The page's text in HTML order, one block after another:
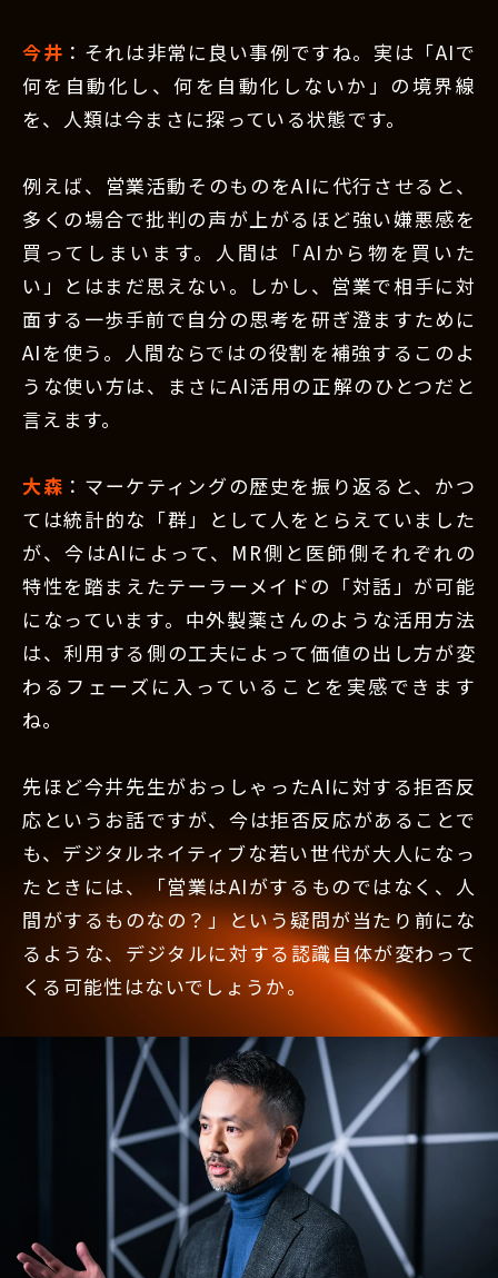
今井 ：それは非常に良い事例ですね。実は「AIで
何を自動化し、何を自動化しないか」の境界線
を、人類は今まさに探っている状態です。
例えば、営業活動そのものをAIに代行させると、
多くの場合で批判の声が上がるほど強い嫌悪感を
買ってしまいます。人間は「AIから物を買いた
い」とはまだ思えない。しかし、営業で相手に対
面する一歩手前で自分の思考を研ぎ澄ますために
AIを使う。人間ならではの役割を補強するこのよ
うな使い方は、まさにAI活用の正解のひとつだと
言えます。
大森 ：マーケティングの歴史を振り返ると、かつ
ては統計的な「群」として人をとらえていました
が、今はAIによって、MR側と医師側それぞれの
特性を踏まえたテーラーメイドの「対話」が可能
になっています。中外製薬さんのような活用方法
は、利用する側の工夫によって価値の出し方が変
わるフェーズに入っていることを実感できます
ね。
先ほど今井先生がおっしゃったAIに対する拒否反
応というお話ですが、今は拒否反応があることで
も、デジタルネイティブな若い世代が大人になっ
たときには、「営業はAIがするものではなく、人
間がするものなの？」という疑問が当たり前にな
るような、デジタルに対する認識自体が変わって
くる可能性はないでしょうか。